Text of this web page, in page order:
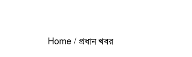
Home / প্রধান খবর